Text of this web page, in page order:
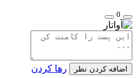
0
اضافه کردن نظر رها کردن